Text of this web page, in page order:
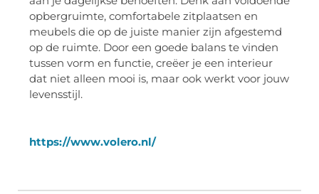
opbergruimte, comfortabele zitplaatsen en
meubels die op de juiste manier zijn afgestemd
op de ruimte. Door een goede balans te vinden
tussen vorm en functie, creëer je een interieur
dat niet alleen mooi is, maar ook werkt voor jouw
levensstijl.
https://www.volero.nl/